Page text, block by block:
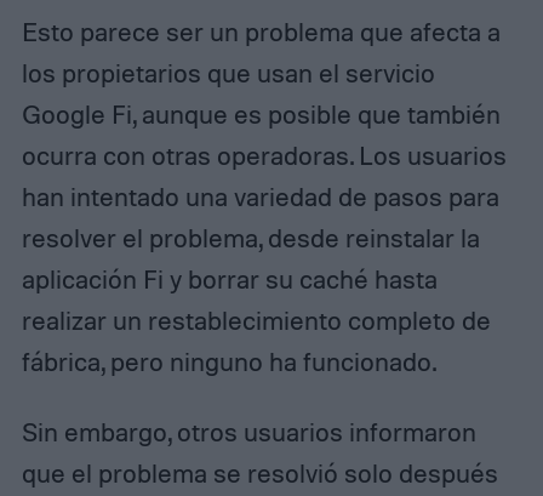
Esto parece ser un problema que afecta a
los propietarios que usan el servicio
Google Fi, aunque es posible que también
ocurra con otras operadoras. Los usuarios
han intentado una variedad de pasos para
resolver el problema, desde reinstalar la
aplicación Fi y borrar su caché hasta
realizar un restablecimiento completo de
fábrica, pero ninguno ha funcionado.
Sin embargo, otros usuarios informaron
que el problema se resolvió solo después